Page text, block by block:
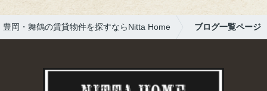
ありがとうございました！
豊岡・舞鶴の賃貸物件を探すならNitta Home ブログ一覧ページ